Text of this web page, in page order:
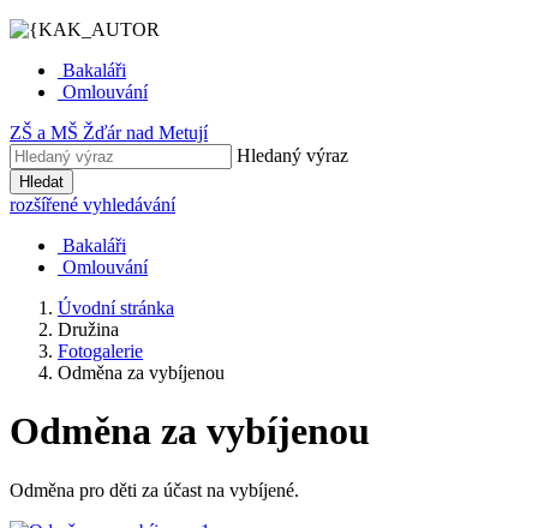
Bakaláři
Omlouvání
ZŠ a MŠ Žďár nad Metují
Hledaný výraz
Hledat
rozšířené vyhledávání
Bakaláři
Omlouvání
Úvodní stránka
Družina
Fotogalerie
Odměna za vybíjenou
Odměna za vybíjenou
Odměna pro děti za účast na vybíjené.